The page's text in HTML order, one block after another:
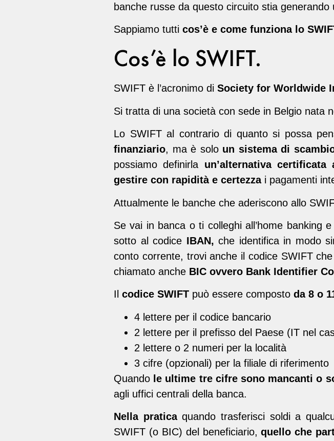
banche russe da questo circuito stia generando
Sappiamo tutti cos’è e come funziona lo
Cos’è lo SWIFT.
SWIFT è l’acronimo di Society for Worldwide
Si tratta di una società con sede in Belgio nata
Lo SWIFT al contrario di quanto si possa
finanziario, ma è solo un sistema di
possiamo definirla un’alternativa
gestire con rapidità e certezzai pagamenti
Attualmente le banche che aderiscono allo
Se vai in banca o ti colleghi all’home banking
sotto al codice IBAN,che identifica in modo
conto corrente, trovi anche il codice SWIFT
chiamato anche BIC ovvero Bank Identifier
Il codice SWIFT può essere composto da 8 o
4 lettere per il codice bancario
2 lettere per il prefisso del Paese (IT nel
2 lettere o 2 numeri per la località
3 cifre (opzionali) per la filiale di riferimento
Quando le ultime tre cifre sono mancanti o
agli uffici centrali della banca.
Nella praticaquando trasferisci soldi a
SWIFT (o BIC) del beneficiario,quello che